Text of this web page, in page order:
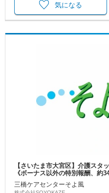
気になる
【さいたま市大宮区】介護スタ
《ボーナス以外の特別報酬、約
三橋ケアセンターそよ風